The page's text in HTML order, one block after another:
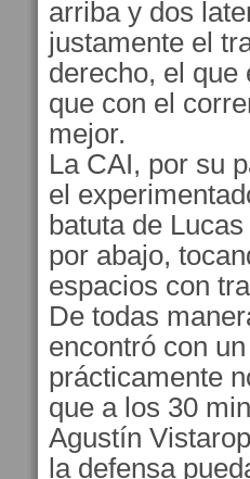
arriba y dos
justamente el
derecho, el que
que con el
mejor.
La CAI, por su
el
batuta de
por abajo,
espacios con
De todas
encontró con
prácticamente
que a los 30
Agustín
la defensa